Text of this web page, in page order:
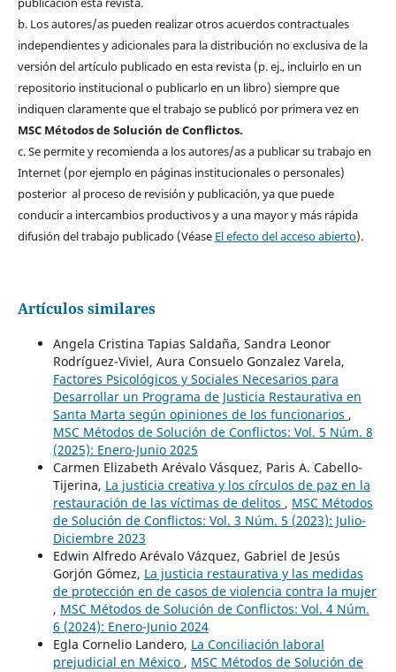
b. Los autores/as pueden realizar otros acuerdos contractuales
independientes y adicionales para la distribución no exclusiva de la
versión del artículo publicado en esta revista (p. ej., incluirlo en un
repositorio institucional o publicarlo en un libro) siempre que
indiquen claramente que el trabajo se publicó por primera vez en
MSC Métodos de Solución de Conflictos.
c. Se permite y recomienda a los autores/as a publicar su trabajo en
Internet (por ejemplo en páginas institucionales o personales)
posterior al proceso de revisión y publicación, ya que puede
conducir a intercambios productivos y a una mayor y más rápida
difusión del trabajo publicado (Véase El efecto del acceso abierto).
Artículos similares
Angela Cristina Tapias Saldaña, Sandra Leonor
Rodríguez-Viviel, Aura Consuelo Gonzalez Varela,
Factores Psicológicos y Sociales Necesarios para
Desarrollar un Programa de Justicia Restaurativa en
Santa Marta según opiniones de los funcionarios ,
MSC Métodos de Solución de Conflictos: Vol. 5 Núm. 8
(2025): Enero-Junio 2025
Carmen Elizabeth Arévalo Vásquez, Paris A. Cabello-
Tijerina, La justicia creativa y los círculos de paz en la
restauración de las víctimas de delitos , MSC Métodos
de Solución de Conflictos: Vol. 3 Núm. 5 (2023): Julio-
Diciembre 2023
Edwin Alfredo Arévalo Vázquez, Gabriel de Jesús
Gorjón Gómez, La justicia restaurativa y las medidas
de protección en de casos de violencia contra la mujer
, MSC Métodos de Solución de Conflictos: Vol. 4 Núm.
6 (2024): Enero-Junio 2024
Egla Cornelio Landero, La Conciliación laboral
prejudicial en México , MSC Métodos de Solución de